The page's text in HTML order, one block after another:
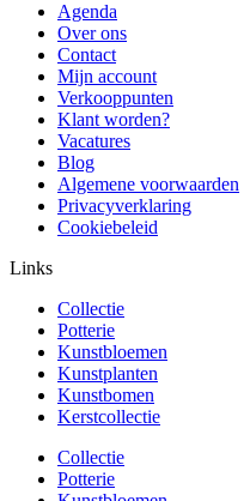
Agenda
Over ons
Contact
Mijn account
Verkooppunten
Klant worden?
Vacatures
Blog
Algemene voorwaarden
Privacyverklaring
Cookiebeleid
Links
Collectie
Potterie
Kunstbloemen
Kunstplanten
Kunstbomen
Kerstcollectie
Collectie
Potterie